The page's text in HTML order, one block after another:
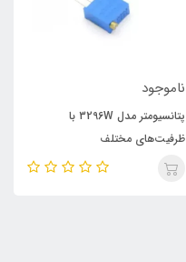
ناموجود
پتانسیومتر مدل 3296W با
ظرفیت‌های مختلف